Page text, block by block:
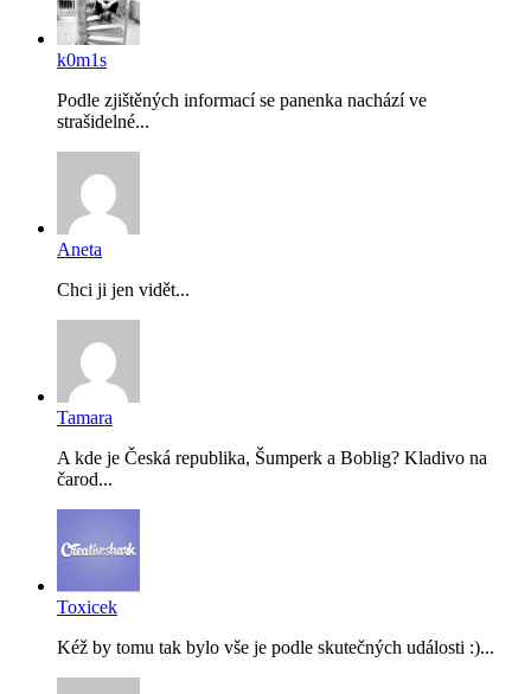
k0m1s
Podle zjištěných informací se panenka nachází ve
strašidelné...
Aneta
Chci ji jen vidět...
Tamara
A kde je Česká republika, Šumperk a Boblig? Kladivo na
čarod...
Toxicek
Kéž by tomu tak bylo vše je podle skutečných události :)...